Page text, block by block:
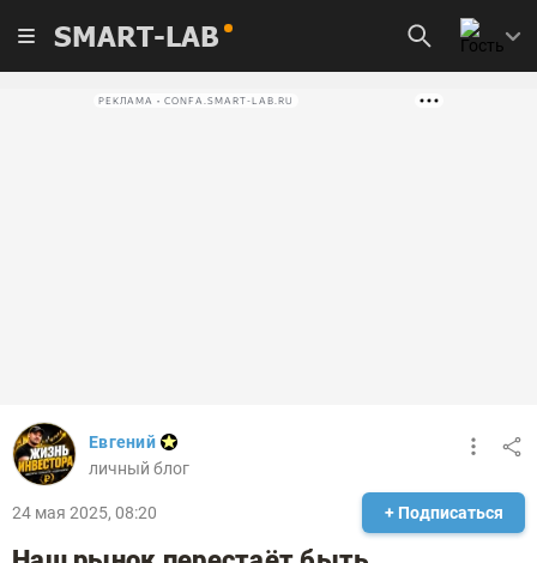
SMART-LAB
РЕКЛАМА • CONFA.SMART-LAB.RU
Евгений
личный блог
24 мая 2025, 08:20 + Подписаться